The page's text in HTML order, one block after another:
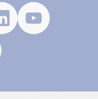
Linkedin
(nouvelle
fenêtre)
Youtube
fenêtre)